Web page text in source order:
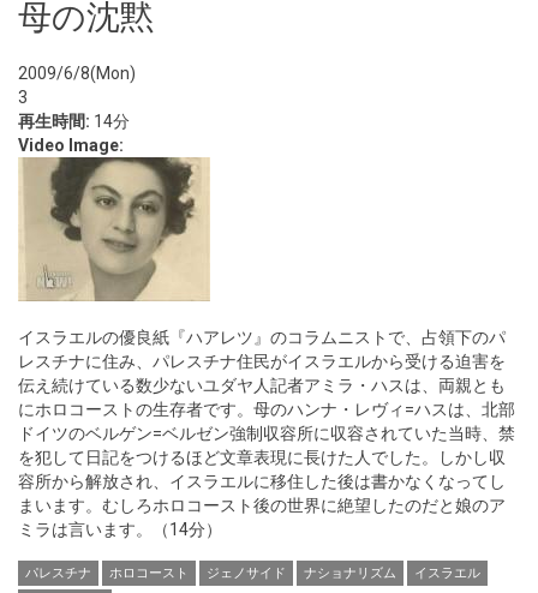
母の沈黙
2009/6/8(Mon)
3
再生時間: 14分
Video Image:
イスラエルの優良紙『ハアレツ』のコラムニストで、占領下のパ
レスチナに住み、パレスチナ住民がイスラエルから受ける迫害を
伝え続けている数少ないユダヤ人記者アミラ・ハスは、両親とも
にホロコーストの生存者です。母のハンナ・レヴィ=ハスは、北部
ドイツのベルゲン=ベルゼン強制収容所に収容されていた当時、禁
を犯して日記をつけるほど文章表現に長けた人でした。しかし収
容所から解放され、イスラエルに移住した後は書かなくなってし
まいます。むしろホロコースト後の世界に絶望したのだと娘のア
ミラは言います。（14分）
パレスチナ ホロコースト ジェノサイド ナショナリズム
イスラエル